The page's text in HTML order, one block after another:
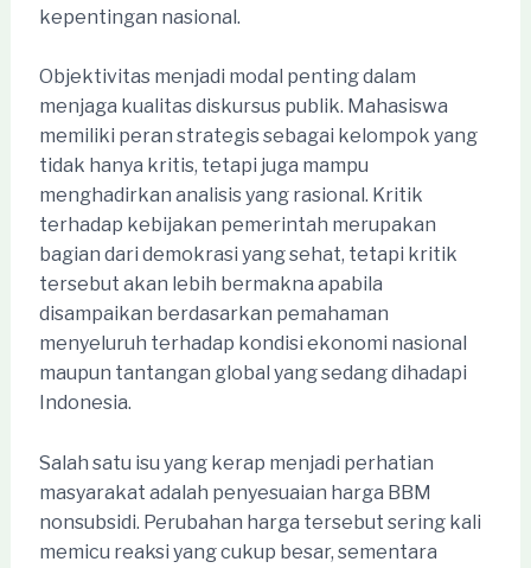
kepentingan nasional.
Objektivitas menjadi modal penting dalam
menjaga kualitas diskursus publik. Mahasiswa
memiliki peran strategis sebagai kelompok yang
tidak hanya kritis, tetapi juga mampu
menghadirkan analisis yang rasional. Kritik
terhadap kebijakan pemerintah merupakan
bagian dari demokrasi yang sehat, tetapi kritik
tersebut akan lebih bermakna apabila
disampaikan berdasarkan pemahaman
menyeluruh terhadap kondisi ekonomi nasional
maupun tantangan global yang sedang dihadapi
Indonesia.
Salah satu isu yang kerap menjadi perhatian
masyarakat adalah penyesuaian harga BBM
nonsubsidi. Perubahan harga tersebut sering kali
memicu reaksi yang cukup besar, sementara